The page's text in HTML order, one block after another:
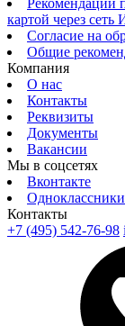
Рекомендации
картой через сеть
Согласие на
Общие
Компания
О нас
Контакты
Реквизиты
Документы
Вакансии
Мы в соцсетях
Вконтакте
Одноклассники
Контакты
+7 (495) 542-76-98